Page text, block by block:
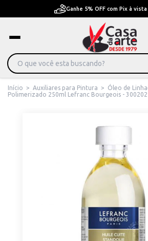
Ganhe 5% OFF com Pix à
Início > Auxiliares para Pintura > Óleo de
Polimerizado 250ml Lefranc Bourgeois - 300202